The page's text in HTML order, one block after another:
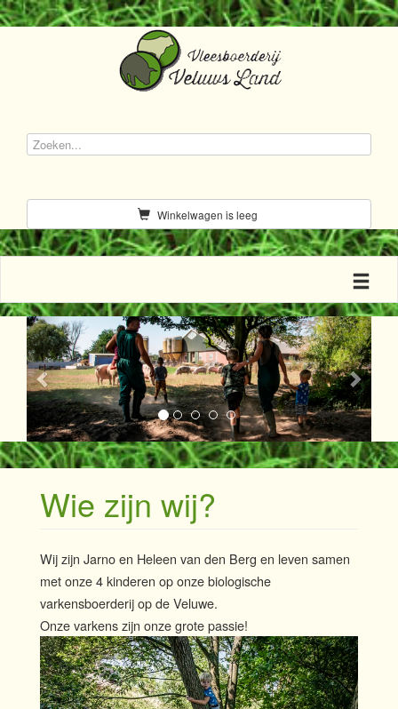
Winkelwagen is leeg
Toggle
Previous Next
Wie zijn wij?
Wij zijn Jarno en Heleen van den Berg en leven samen
met onze 4 kinderen op onze biologische
varkensboerderij op de Veluwe.
Onze varkens zijn onze grote passie!